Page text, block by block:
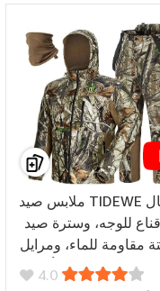
خارجي، قارب صيد
ملابس صيد TIDEWE للرجال
للوجه، وسترة صيد
مقاومة للماء، ومرايل
للتعديل، وحزام أمان
- (المقاس: كبير جدًا)
4.0